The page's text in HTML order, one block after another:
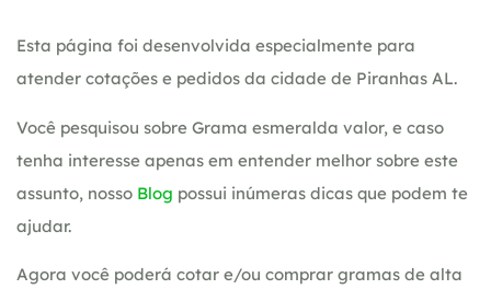
Esta página foi desenvolvida especialmente para
atender cotações e pedidos da cidade de Piranhas AL.
Você pesquisou sobre Grama esmeralda valor, e caso
tenha interesse apenas em entender melhor sobre este
assunto, nosso Blog possui inúmeras dicas que podem te
ajudar.
Agora você poderá cotar e/ou comprar gramas de alta